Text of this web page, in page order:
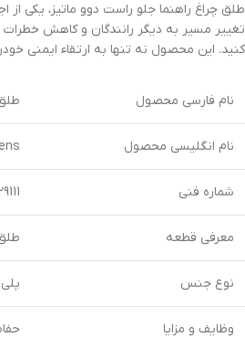
طلق چراغ راهنما جلو راست دوو ماتیز، یکی
تغییر مسیر به دیگر رانندگان و کاهش
کنید. این محصول نه تنها به ارتقاء ایمنی
نام فارسی محصول
نام انگلیسی محصول
شماره فنی
معرفی قطعه
نوع جنس
وظایف و مزایا